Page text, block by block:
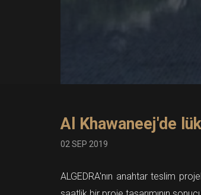
Al Khawaneej'de
02 SEP 2019
ALGEDRA'nın anahtar teslim